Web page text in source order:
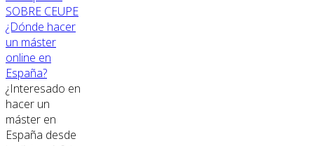
SOBRE CEUPE
¿Dónde hacer
un máster
online en
España?
¿Interesado en
hacer un
máster en
España desde